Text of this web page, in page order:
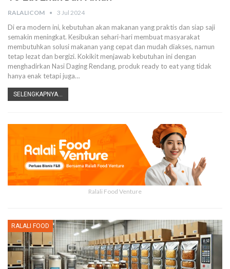
RALALICOM 3 Jul 2024
Di era modern ini, kebutuhan akan makanan yang praktis dan siap saji
semakin meningkat. Kesibukan sehari-hari membuat masyarakat
membutuhkan solusi makanan yang cepat dan mudah diakses, namun
tetap lezat dan bergizi. Kokikit menjawab kebutuhan ini dengan
menghadirkan Nasi Daging Rendang, produk ready to eat yang tidak
hanya enak tetapi juga…
SELENGKAPNYA...
Ralali Food Venture
RALALI FOOD